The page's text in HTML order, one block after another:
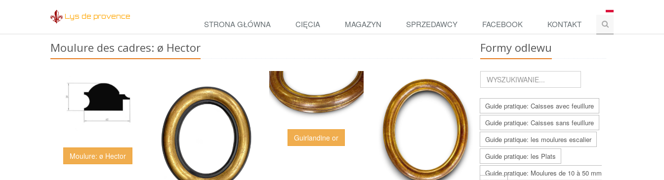
Lys de provence
STRONA GŁÓWNA CIĘCIA MAGAZYN SPRZEDAWCY FACEBOOK KONTAKT
Moulure des cadres: ø Hector
Moulure: ø Hector
Guirlandine or
Formy odlewu
Guide pratique: Caisses avec feuillure
Guide pratique: Caisses sans feuillure
Guide pratique: les moulures escalier
Guide pratique: les Plats
Guide pratique: Moulures de 10 à 50 mm